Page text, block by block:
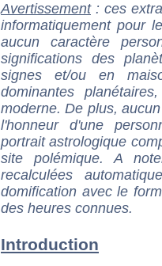
Avertissement: ces
informatiquement pour
aucun caractère
significations des
signes et/ou en
dominantes
moderne. De plus,
l'honneur d'une
portrait astrologique
site polémique. A
recalculées
domification avec le
des heures connues.
Introduction